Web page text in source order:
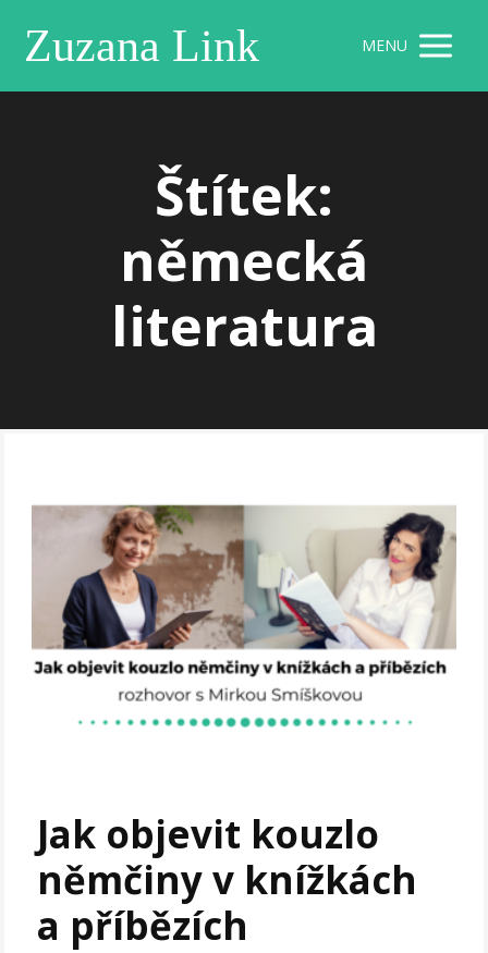
Zuzana Link MENU
Štítek:
německá
literatura
Jak objevit kouzlo
němčiny v knížkách
a příbězích